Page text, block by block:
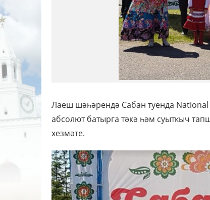
Лаеш шәһәрендә Сабан туенда
абсолют батырга тәкә һәм суыткыч
хезмәте.